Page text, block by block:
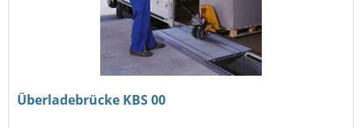
Überladebrücke KBS 00